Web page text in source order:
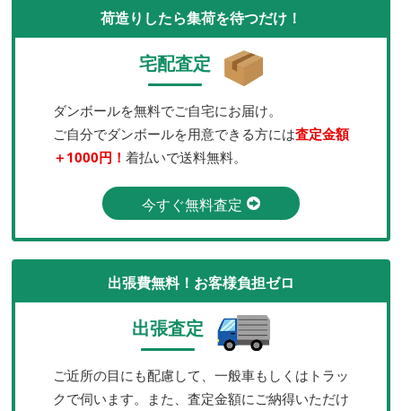
荷造りしたら集荷を待つだけ！
宅配査定
ダンボールを無料でご自宅にお届け。
ご自分でダンボールを用意できる方には査定金額
＋1000円！ 着払いで送料無料。
今すぐ無料査定
出張費無料！お客様負担ゼロ
出張査定
ご近所の目にも配慮して、一般車もしくはトラッ
クで伺います。また、査定金額にご納得いただけ